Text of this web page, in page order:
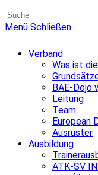
Menü Schließen
Verband
Was ist
BAE-Dojo
Leitung
Team
European
Ausrüster
Ausbildung
ATK-SV